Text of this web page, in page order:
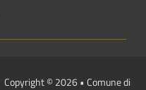
Copyright © 2026 • Comune di